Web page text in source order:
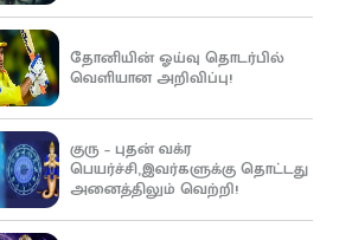
தோனியின் ஓய்வு தொடர்பில்
வெளியான அறிவிப்பு!
குரு – புதன் வக்ர
பெயர்ச்சி,இவர்களுக்கு தொட்டது
அனைத்திலும் வெற்றி!